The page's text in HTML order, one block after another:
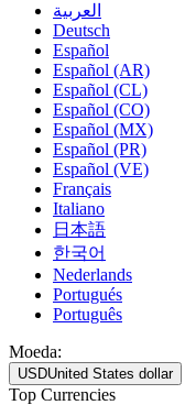
العربية
Deutsch
Español
Español (AR)
Español (CL)
Español (CO)
Español (MX)
Español (PR)
Español (VE)
Français
Italiano
日本語
한국어
Nederlands
Portugués
Português
Moeda:
USDUnited States dollar
Top Currencies